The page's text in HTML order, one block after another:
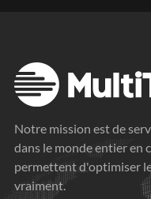
Notre mission est de
dans le monde entier en
permettent d'optimiser
vraiment.